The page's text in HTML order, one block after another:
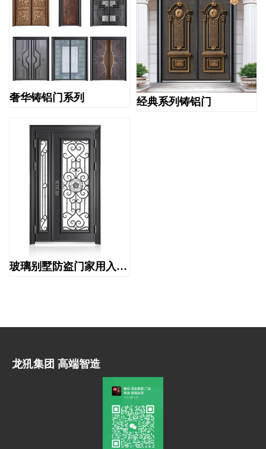
奢华铸铝门系列 经典系列铸铝门
玻璃别墅防盗门家用入户透光防盗门
龙犼集团 高端智造